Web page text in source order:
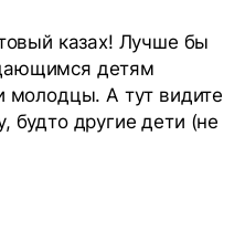
казах! Лучше бы
детям
молодцы. А тут видите
будто другие дети (не